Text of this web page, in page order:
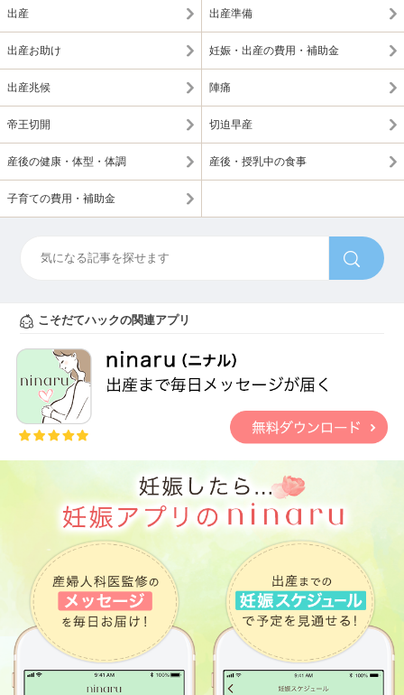
出産 出産準備
出産お助け 妊娠・出産の費用・補助金
出産兆候 陣痛
帝王切開 切迫早産
産後の健康・体型・体調 産後・授乳中の食事
子育ての費用・補助金
こそだてハックの関連アプリ